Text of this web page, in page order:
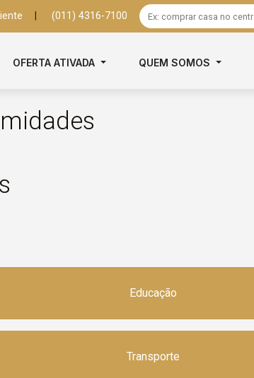
(011) 4316-7100
OFERTA ATIVADA QUEM SOMOS
Educação
Transporte